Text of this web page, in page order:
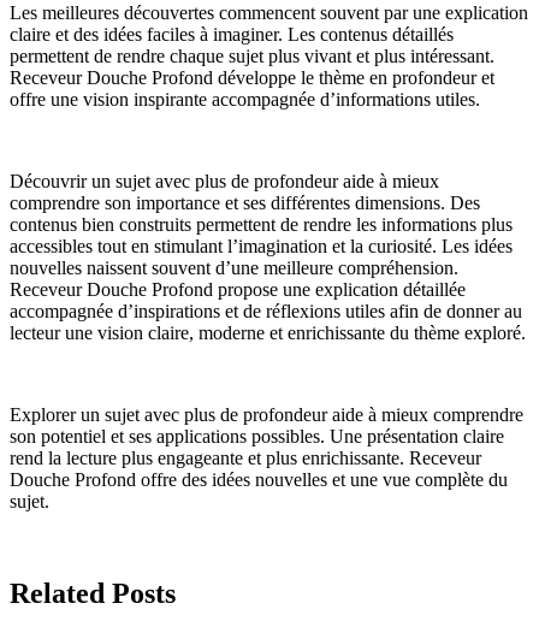
Les meilleures découvertes commencent souvent par une explication
claire et des idées faciles à imaginer. Les contenus détaillés
permettent de rendre chaque sujet plus vivant et plus intéressant.
Receveur Douche Profond développe le thème en profondeur et
offre une vision inspirante accompagnée d’informations utiles.
Découvrir un sujet avec plus de profondeur aide à mieux
comprendre son importance et ses différentes dimensions. Des
contenus bien construits permettent de rendre les informations plus
accessibles tout en stimulant l’imagination et la curiosité. Les idées
nouvelles naissent souvent d’une meilleure compréhension.
Receveur Douche Profond propose une explication détaillée
accompagnée d’inspirations et de réflexions utiles afin de donner au
lecteur une vision claire, moderne et enrichissante du thème exploré.
Explorer un sujet avec plus de profondeur aide à mieux comprendre
son potentiel et ses applications possibles. Une présentation claire
rend la lecture plus engageante et plus enrichissante. Receveur
Douche Profond offre des idées nouvelles et une vue complète du
sujet.
Related Posts